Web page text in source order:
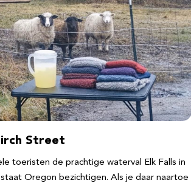
Street
toeristen de prachtige waterval Elk Falls in
Oregon bezichtigen. Als je daar naartoe